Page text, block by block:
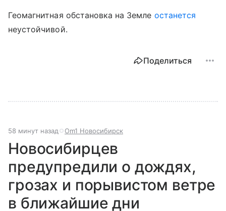
Геомагнитная обстановка на Земле останется
неустойчивой.
Поделиться
58 минут назад Om1 Новосибирск
Новосибирцев
предупредили о дождях,
грозах и порывистом ветре
в ближайшие дни